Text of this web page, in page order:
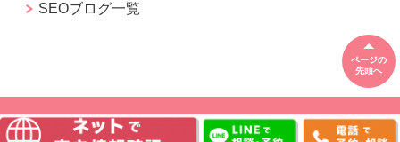
SEOブログ一覧
ページの
先頭へ